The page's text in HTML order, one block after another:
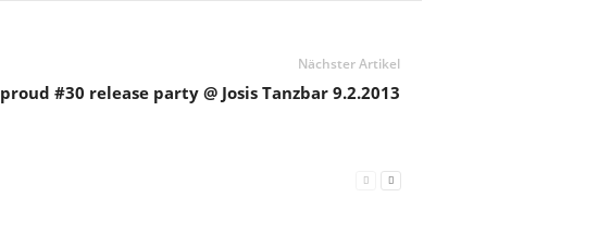
Nächster Artikel
proud #30 release party @ Josis Tanzbar 9.2.2013